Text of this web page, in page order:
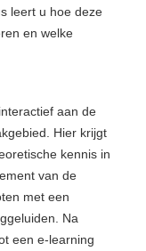
leert u hoe deze
en welke
aan de
Hier krijgt
kennis in
van de
met een
Na
een e-learning